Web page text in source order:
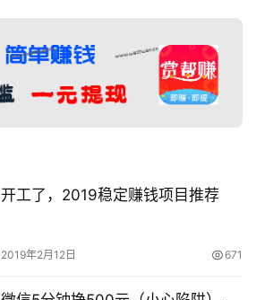
开工了，2019稳定赚钱项目推荐
2019年2月12日 671